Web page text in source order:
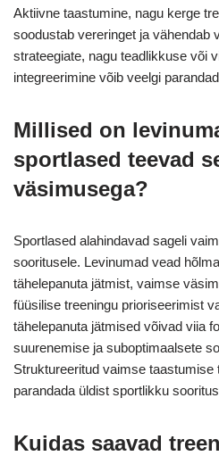
Aktiivne taastumine, nagu kerge
soodustab vereringet ja vähendab
strateegiate, nagu teadlikkuse või
integreerimine võib veelgi
Millised on
sportlased teevad
väsimusega?
Sportlased alahindavad sageli
sooritusele. Levinumad vead
tähelepanuta jätmist, vaimse
füüsilise treeningu prioriseerimist
tähelepanuta jätmised võivad viia
suurenemise ja suboptimaalsete
Struktureeritud vaimse
parandada üldist sportlikku
Kuidas saavad